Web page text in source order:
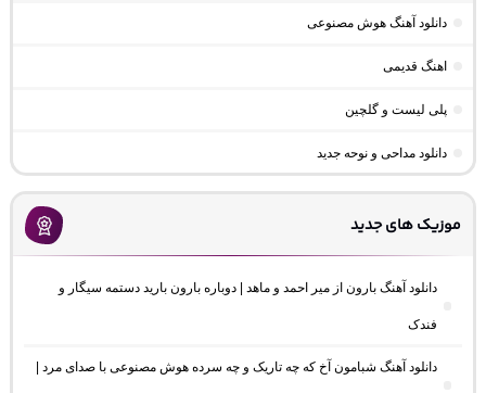
دانلود آهنگ هوش مصنوعی
اهنگ قدیمی
پلی لیست و گلچین
دانلود مداحی و نوحه جدید
موزیک های جدید
دانلود آهنگ بارون از میر احمد و ماهد | دوباره بارون بارید دستمه سیگار و
فندک
دانلود آهنگ شبامون آخ که چه تاریک و چه سرده هوش مصنوعی با صدای مرد |